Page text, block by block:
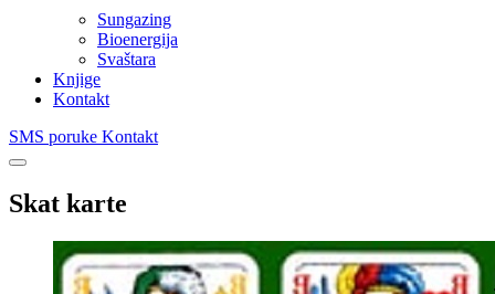
Sungazing
Bioenergija
Svaštara
Knjige
Kontakt
SMS poruke Kontakt
Skat karte